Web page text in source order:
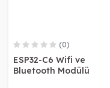
(0)
ESP32-C6 Wifi ve
Bluetooth Modülü